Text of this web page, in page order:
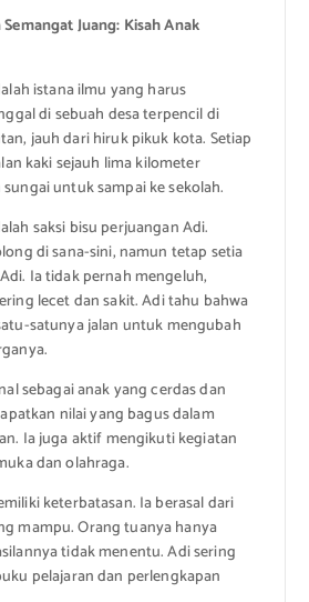
Juang: Kisah Anak
istana ilmu yang harus
di sebuah desa terpencil di
jauh dari hiruk pikuk kota. Setiap
kaki sejauh lima kilometer
untuk sampai ke sekolah.
saksi bisu perjuangan Adi.
di sana-sini, namun tetap setia
Ia tidak pernah mengeluh,
lecet dan sakit. Adi tahu bahwa
satunya jalan untuk mengubah
sebagai anak yang cerdas dan
nilai yang bagus dalam
Ia juga aktif mengikuti kegiatan
dan olahraga.
keterbatasan. Ia berasal dari
mampu. Orang tuanya hanya
tidak menentu. Adi sering
pelajaran dan perlengkapan